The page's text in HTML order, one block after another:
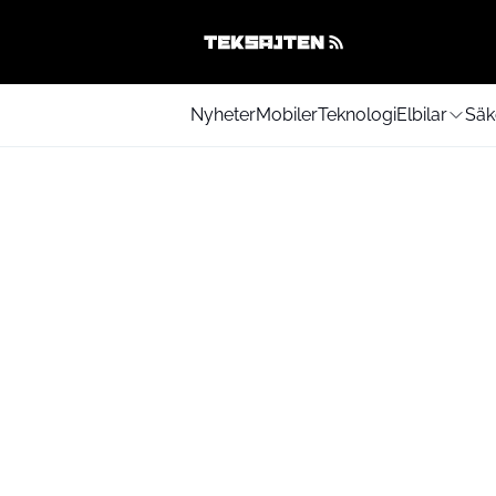
NyheterMobilerTeknologiElbilar